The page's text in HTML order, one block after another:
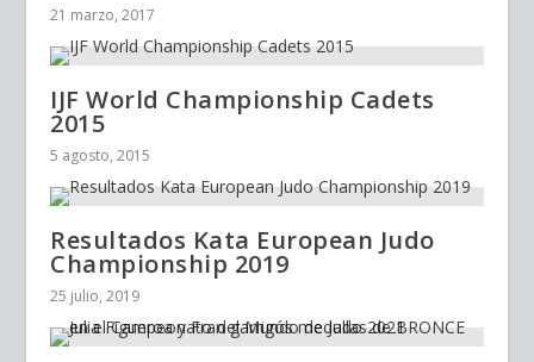
21 marzo, 2017
IJF World Championship Cadets
2015
5 agosto, 2015
Resultados Kata European Judo
Championship 2019
25 julio, 2019